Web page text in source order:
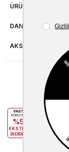
ÜRÜN ÖZELLIKLERI
DANIŞMA HATTI
AKSESUAR ONARIMI
EKLE5
KODUYLA
%5
EKSTRA
İNDİRİM